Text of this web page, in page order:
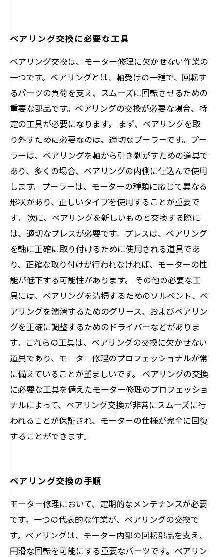
ベアリング交換に必要な工具
ベアリング交換は、モーター修理に欠かせない作業の
一つです。ベアリングとは、軸受けの一種で、回転す
るパーツの負荷を支え、スムーズに回転させるための
重要な部品です。ベアリングの交換が必要な場合、特
定の工具が必要になります。 まず、ベアリングを取
り外すために必要なのは、適切なプーラーです。プー
ラーは、ベアリングを軸から引き剥がすための道具で
あり、多くの場合、ベアリングの内側に仕込んで使用
します。プーラーは、モーターの種類に応じて異なる
形状があり、正しいタイプを使用することが重要で
す。 次に、ベアリングを新しいものと交換する際に
は、適切なプレスが必要です。プレスは、ベアリング
を軸に正確に取り付けるために使用される道具であ
り、正確な取り付けが行われなければ、モーターの性
能が低下する可能性があります。 その他の必要な工
具には、ベアリングを清掃するためのソルベント、ベ
アリングを潤滑するためのグリース、およびベアリン
グを正確に調整するためのドライバーなどがありま
す。これらの工具は、ベアリングの交換に欠かせない
道具であり、モーター修理のプロフェッショナルが常
に備えていることが望ましいです。 ベアリングの交換
に必要な工具を備えたモーター修理のプロフェッショ
ナルによって、ベアリング交換が非常にスムーズに行
われることが保証され、モーターの仕様が完全に回復
することができます。
ベアリング交換の手順
モーター修理において、定期的なメンテナンスが必要
です。一つの代表的な作業が、ベアリングの交換で
す。ベアリングは、モーター内部の回転部品を支え、
円滑な回転を可能にする重要なパーツです。ベアリン